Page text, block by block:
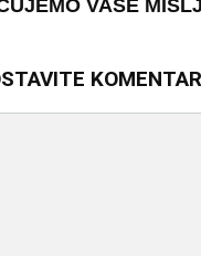
VAŠE
KOMENTAR